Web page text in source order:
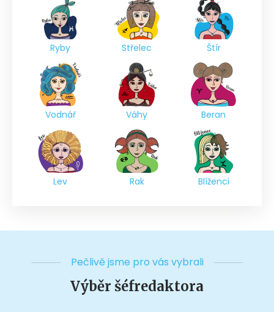
Ryby Střelec Štír
Vodnář Váhy Beran
Lev Rak Blíženci
Pečlivě jsme pro vás vybrali
Výběr šéfredaktora